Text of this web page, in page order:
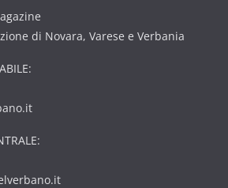
di Novara, Varese e Verbania